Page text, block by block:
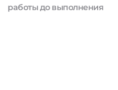
работы до выполнения